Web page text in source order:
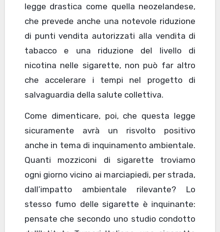
legge drastica come quella neozelandese,
che prevede anche una notevole riduzione
di punti vendita autorizzati alla vendita di
tabacco e una riduzione del livello di
nicotina nelle sigarette, non può far altro
che accelerare i tempi nel progetto di
salvaguardia della salute collettiva.
Come dimenticare, poi, che questa legge
sicuramente avrà un risvolto positivo
anche in tema di inquinamento ambientale.
Quanti mozziconi di sigarette troviamo
ogni giorno vicino ai marciapiedi, per strada,
dall’impatto ambientale rilevante? Lo
stesso fumo delle sigarette è inquinante:
pensate che secondo uno studio condotto